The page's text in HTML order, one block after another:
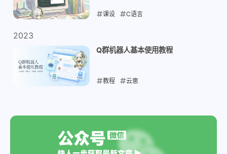
课设 C语言
2023
Q群机器人基本使用教程
教程 云崽